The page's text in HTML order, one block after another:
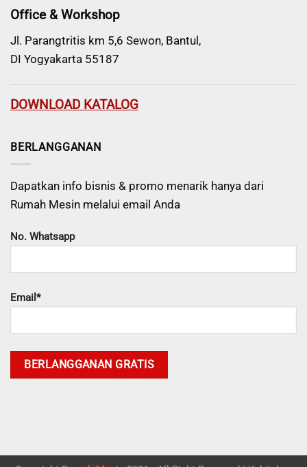
Office & Workshop
Jl. Parangtritis km 5,6 Sewon, Bantul,
DI Yogyakarta 55187
DOWNLOAD KATALOG
BERLANGGANAN
Dapatkan info bisnis & promo menarik hanya dari
Rumah Mesin melalui email Anda
No. Whatsapp
Email*